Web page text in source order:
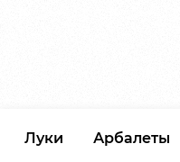
Луки Арбалеты